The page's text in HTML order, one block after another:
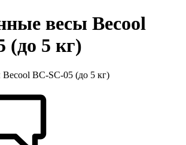
весы Becool
(до 5 кг)
BC-SC-05 (до 5 кг)